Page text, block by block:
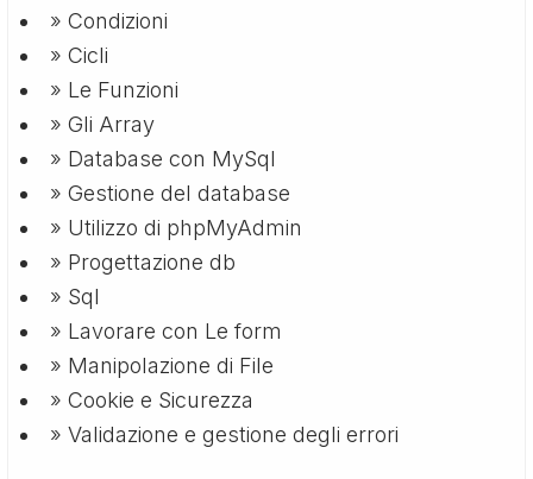
» Condizioni
» Cicli
» Le Funzioni
» Gli Array
» Database con MySql
» Gestione del database
» Utilizzo di phpMyAdmin
» Progettazione db
» Sql
» Lavorare con Le form
» Manipolazione di File
» Cookie e Sicurezza
» Validazione e gestione degli errori